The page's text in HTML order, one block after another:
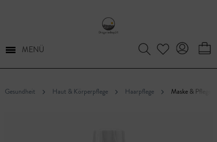
MENÜ
Gesundheit Haut & Körperpflege Haarpflege Maske & Pflege